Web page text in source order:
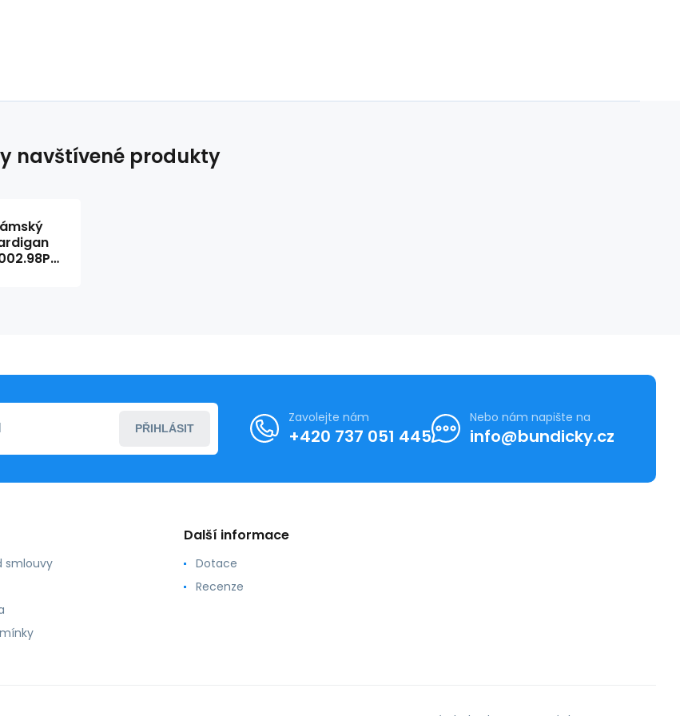
navštívené produkty
PŘIHLÁSIT
Zavolejte nám
+420 737 051 445
Nebo nám napište na
info@bundicky.cz
smlouvy
Další informace
Dotace
Recenze